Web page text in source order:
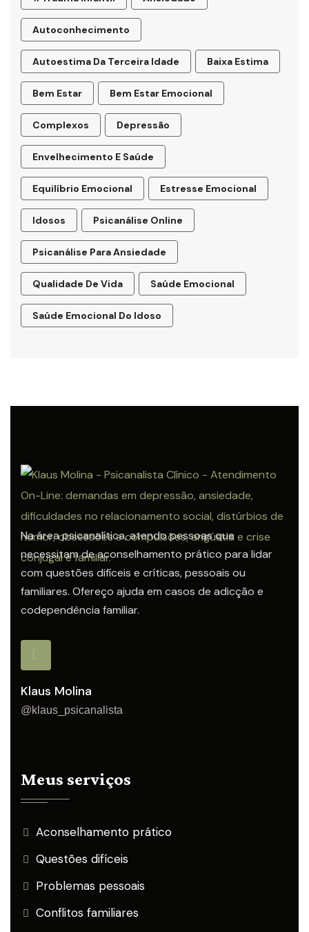
Autoconhecimento
Autoestima Da Terceira Idade Baixa Estima
Bem Estar Bem Estar Emocional
Complexos Depressão
Envelhecimento E Saúde
Equilíbrio Emocional Estresse Emocional
Idosos Psicanálise Online
Psicanálise Para Ansiedade
Qualidade De Vida Saúde Emocional
Saúde Emocional Do Idoso
Na área psicanalítica, atendo pessoas que
necessitam de aconselhamento prático para lidar
com questões difíceis e críticas, pessoais ou
familiares. Ofereço ajuda em casos de adicção e
codependência familiar.
Klaus Molina
@klaus_psicanalista
Meus serviços
Aconselhamento prático
Questões difíceis
Problemas pessoais
Conflitos familiares